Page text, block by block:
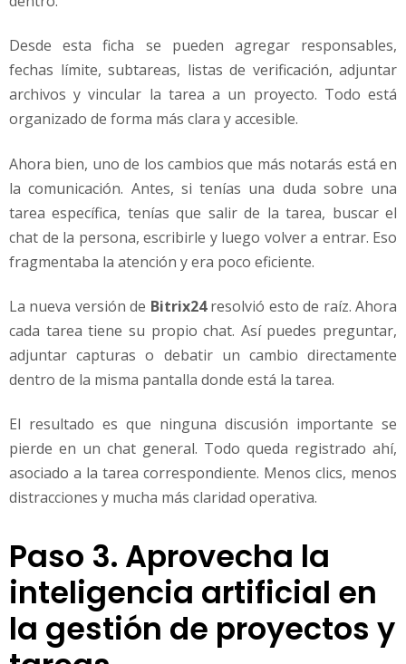
Desde esta ficha se pueden agregar responsables,
fechas límite, subtareas, listas de verificación, adjuntar
archivos y vincular la tarea a un proyecto. Todo está
organizado de forma más clara y accesible.
Ahora bien, uno de los cambios que más notarás está en
la comunicación. Antes, si tenías una duda sobre una
tarea específica, tenías que salir de la tarea, buscar el
chat de la persona, escribirle y luego volver a entrar. Eso
fragmentaba la atención y era poco eficiente.
La nueva versión de Bitrix24resolvió esto de raíz. Ahora
cada tarea tiene su propio chat. Así puedes preguntar,
adjuntar capturas o debatir un cambio directamente
dentro de la misma pantalla donde está la tarea.
El resultado es que ninguna discusión importante se
pierde en un chat general. Todo queda registrado ahí,
asociado a la tarea correspondiente. Menos clics, menos
distracciones y mucha más claridad operativa.
Paso 3. Aprovecha la
inteligencia artificial en
la gestión de proyectos y